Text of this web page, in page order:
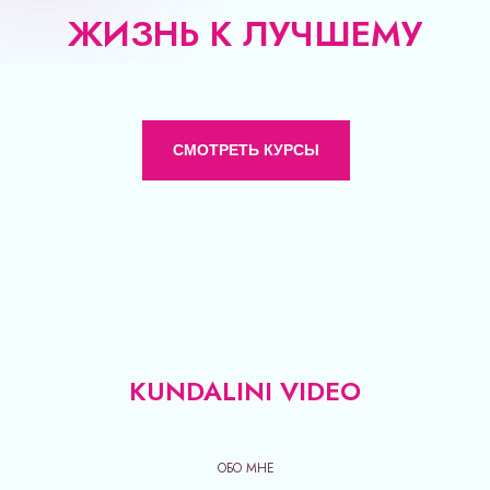
ЖИЗНЬ К ЛУЧШЕМУ
СМОТРЕТЬ КУРСЫ
KUNDALINI VIDEO
ОБО МНЕ